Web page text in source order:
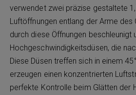
verwendet zwei präzise gestaltete
Luftöffnungen entlang der Arme des
durch diese Öffnungen beschleunigt
Hochgeschwindigkeitsdüsen, die
Diese Düsen treffen sich in einem
erzeugen einen konzentrierten
perfekte Kontrolle beim Glätten der